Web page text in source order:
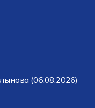
(06.08.2026)